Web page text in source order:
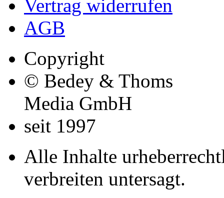
Vertrag widerrufen
AGB
Copyright
© Bedey & Thoms
Media GmbH
seit 1997
Alle Inhalte
verbreiten untersagt.